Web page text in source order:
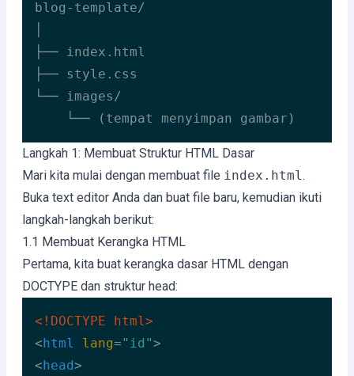
blog-template/
├── index.html
├── style.css
└── images/
    └── (tempat menyimpan gambar)
Langkah 1: Membuat Struktur HTML Dasar
Mari kita mulai dengan membuat file index.html.
Buka text editor Anda dan buat file baru, kemudian ikuti
langkah-langkah berikut:
1.1 Membuat Kerangka HTML
Pertama, kita buat kerangka dasar HTML dengan
DOCTYPE dan struktur head:
<!DOCTYPE html>
<html lang="id">
<head>